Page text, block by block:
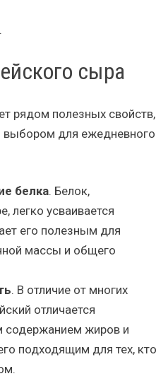
сыра
рядом полезных свойств,
выбором для ежедневного
белка. Белок,
легко усваивается
его полезным для
массы и общего
. В отличие от многих
отличается
содержанием жиров и
подходящим для тех, кто